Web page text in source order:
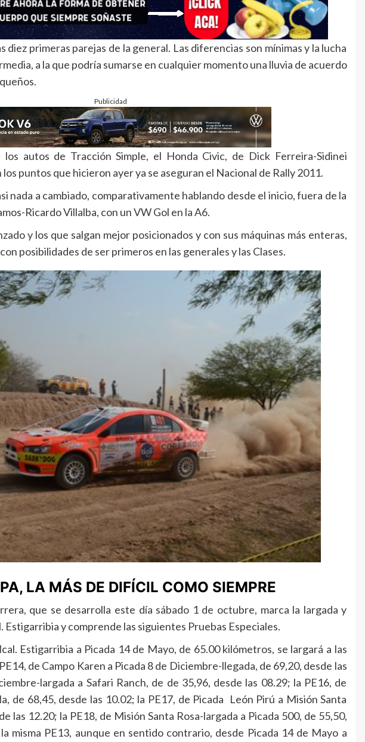
diez primeras parejas de la general. Las diferencias son mínimas y la lucha
a la que podría sumarse en cualquier momento una lluvia de acuerdo
Publicidad
autos de Tracción Simple, el Honda Civic, de Dick Ferreira-Sidinei
puntos que hicieron ayer ya se aseguran el Nacional de Rally 2011.
nada a cambiado, comparativamente hablando desde el inicio, fuera de la
Ricardo Villalba, con un VW Gol en la A6.
y los que salgan mejor posicionados y con sus máquinas más enteras,
posibilidades de ser primeros en las generales y las Clases.
LA MÁS DE DIFÍCIL COMO SIEMPRE
que se desarrolla este día sábado 1 de octubre, marca la largada y
Estigarribia y comprende las siguientes Pruebas Especiales.
Estigarribia a Picada 14 de Mayo, de 65.00 kilómetros, se largará a las
de Campo Karen a Picada 8 de Diciembre-llegada, de 69,20, desde las
largada a Safari Ranch, de de 35,96, desde las 08.29; la PE16, de
de 68,45, desde las 10.02; la PE17, de Picada León Pirú a Misión Santa
las 12.20; la PE18, de Misión Santa Rosa-largada a Picada 500, de 55,50,
misma PE13, aunque en sentido contrario, desde Picada 14 de Mayo a